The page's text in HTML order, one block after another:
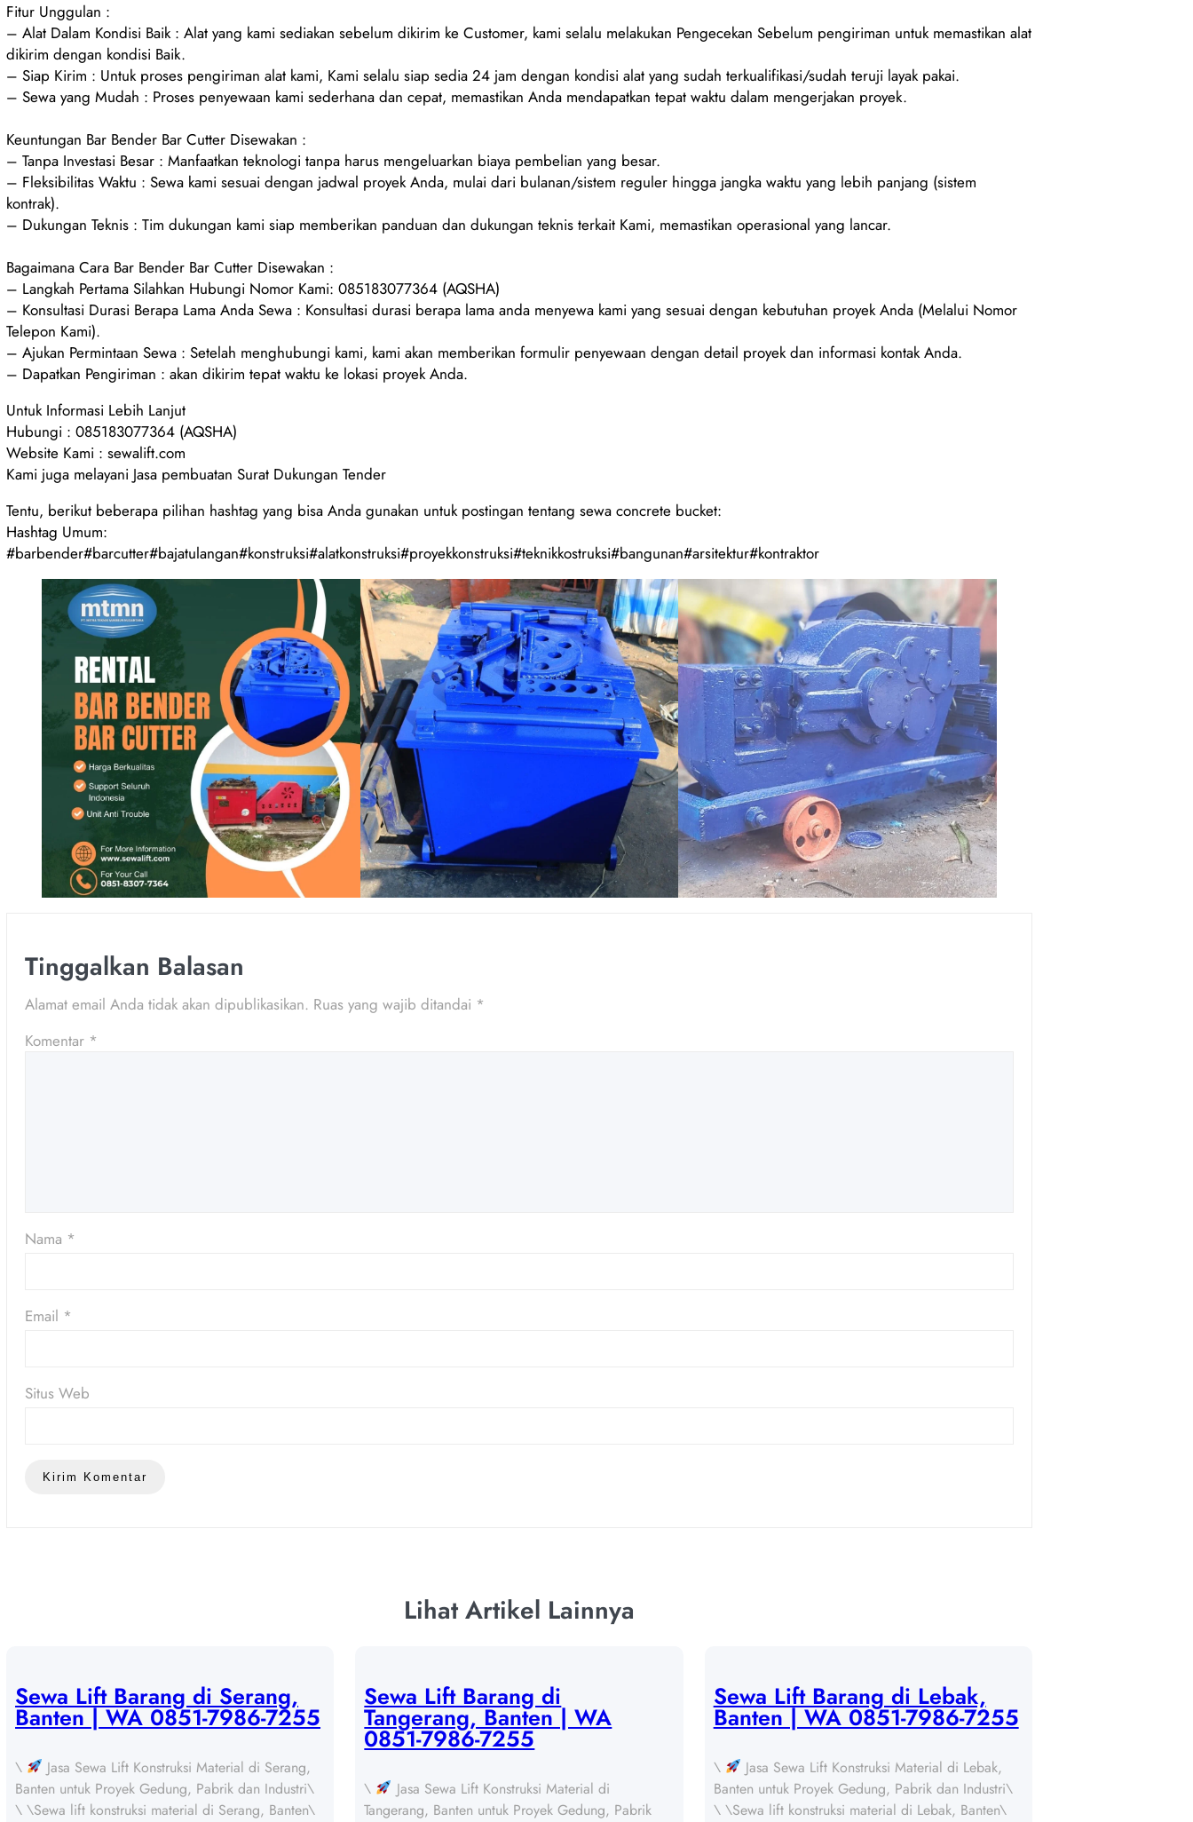
Fitur Unggulan :
– Alat Dalam Kondisi Baik : Alat yang kami sediakan sebelum dikirim ke Customer, kami selalu melakukan Pengecekan Sebelum pengiriman untuk memastikan alat
dikirim dengan kondisi Baik.
– Siap Kirim : Untuk proses pengiriman alat kami, Kami selalu siap sedia 24 jam dengan kondisi alat yang sudah terkualifikasi/sudah teruji layak pakai.
– Sewa yang Mudah : Proses penyewaan kami sederhana dan cepat, memastikan Anda mendapatkan tepat waktu dalam mengerjakan proyek.
Keuntungan Bar Bender Bar Cutter Disewakan :
– Tanpa Investasi Besar : Manfaatkan teknologi tanpa harus mengeluarkan biaya pembelian yang besar.
– Fleksibilitas Waktu : Sewa kami sesuai dengan jadwal proyek Anda, mulai dari bulanan/sistem reguler hingga jangka waktu yang lebih panjang (sistem
kontrak).
– Dukungan Teknis : Tim dukungan kami siap memberikan panduan dan dukungan teknis terkait Kami, memastikan operasional yang lancar.
Bagaimana Cara Bar Bender Bar Cutter Disewakan :
– Langkah Pertama Silahkan Hubungi Nomor Kami: 085183077364 (AQSHA)
– Konsultasi Durasi Berapa Lama Anda Sewa : Konsultasi durasi berapa lama anda menyewa kami yang sesuai dengan kebutuhan proyek Anda (Melalui Nomor
Telepon Kami).
– Ajukan Permintaan Sewa : Setelah menghubungi kami, kami akan memberikan formulir penyewaan dengan detail proyek dan informasi kontak Anda.
– Dapatkan Pengiriman : akan dikirim tepat waktu ke lokasi proyek Anda.
Untuk Informasi Lebih Lanjut
Hubungi : 085183077364 (AQSHA)
Website Kami : sewalift.com
Kami juga melayani Jasa pembuatan Surat Dukungan Tender
Tentu, berikut beberapa pilihan hashtag yang bisa Anda gunakan untuk postingan tentang sewa concrete bucket:
Hashtag Umum:
#barbender#barcutter#bajatulangan#konstruksi#alatkonstruksi#proyekkonstruksi#teknikkostruksi#bangunan#arsitektur#kontraktor
Tinggalkan Balasan
Alamat email Anda tidak akan dipublikasikan. Ruas yang wajib ditandai *
Komentar *
Nama *
Email *
Situs Web
Lihat Artikel Lainnya
Sewa Lift Barang di Serang,
Banten | WA 0851-7986-7255
\
Jasa Sewa Lift Konstruksi Material di Serang,
Banten untuk Proyek Gedung, Pabrik dan Industri\
\ \Sewa lift konstruksi material di Serang, Banten\
Sewa Lift Barang di
Tangerang, Banten | WA
0851-7986-7255
\
Jasa Sewa Lift Konstruksi Material di
Tangerang, Banten untuk Proyek Gedung, Pabrik
Sewa Lift Barang di Lebak,
Banten | WA 0851-7986-7255
\
Jasa Sewa Lift Konstruksi Material di Lebak,
Banten untuk Proyek Gedung, Pabrik dan Industri\
\ \Sewa lift konstruksi material di Lebak, Banten\